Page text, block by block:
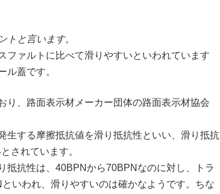
トと言います。
ファルトに比べて滑りやすいといわれています
ル蓋です。
り、路面表示材メーカー団体の路面表示材協会
生する摩擦抵抗値を滑り抵抗性といい、滑り抵抗
されています。
抵抗性は、40BPNから70BPNなのに対し、トラ
いわれ、滑りやすいのは確かなようです。ちな